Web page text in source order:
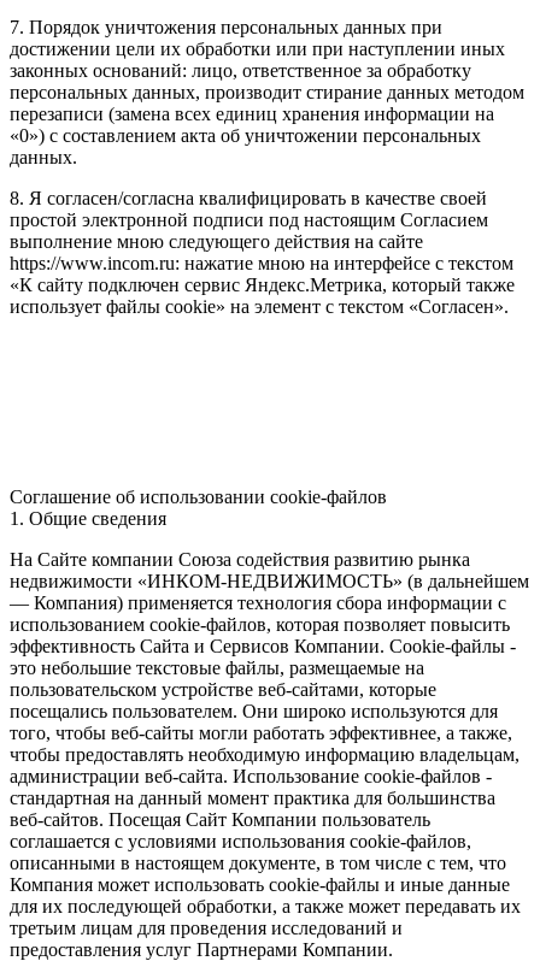
7. Порядок уничтожения персональных данных при
достижении цели их обработки или при наступлении иных
законных оснований: лицо, ответственное за обработку
персональных данных, производит стирание данных методом
перезаписи (замена всех единиц хранения информации на
«0») с составлением акта об уничтожении персональных
данных.
8. Я согласен/согласна квалифицировать в качестве своей
простой электронной подписи под настоящим Согласием
выполнение мною следующего действия на сайте
https://www.incom.ru: нажатие мною на интерфейсе с текстом
«К сайту подключен сервис Яндекс.Метрика, который также
использует файлы cookie» на элемент с текстом «Согласен».
Соглашение об использовании cookie-файлов
1. Общие сведения
На Сайте компании Союза содействия развитию рынка
недвижимости «ИНКОМ-НЕДВИЖИМОСТЬ» (в дальнейшем
— Компания) применяется технология сбора информации с
использованием cookie-файлов, которая позволяет повысить
эффективность Сайта и Сервисов Компании. Сookie-файлы -
это небольшие текстовые файлы, размещаемые на
пользовательском устройстве веб-сайтами, которые
посещались пользователем. Они широко используются для
того, чтобы веб-сайты могли работать эффективнее, а также,
чтобы предоставлять необходимую информацию владельцам,
администрации веб-сайта. Использование cookie-файлов -
стандартная на данный момент практика для большинства
веб-сайтов. Посещая Сайт Компании пользователь
соглашается с условиями использования cookie-файлов,
описанными в настоящем документе, в том числе с тем, что
Компания может использовать cookie-файлы и иные данные
для их последующей обработки, а также может передавать их
третьим лицам для проведения исследований и
предоставления услуг Партнерами Компании.